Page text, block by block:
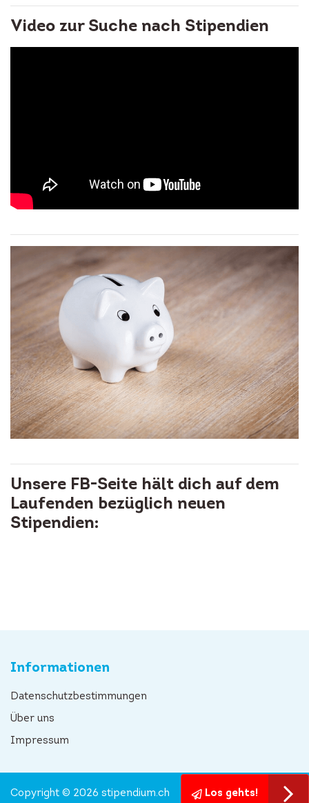
Video zur Suche nach Stipendien
Unsere FB-Seite hält dich auf dem
Laufenden bezüglich neuen
Stipendien:
Informationen
Datenschutzbestimmungen
Über uns
Impressum
Los gehts!
Copyright © 2026 stipendium.ch